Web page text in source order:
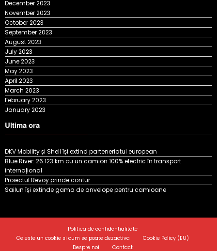
November 2023
October 2023
September 2023
August 2023
July 2023
June 2023
May 2023
April 2023
March 2023
February 2023
January 2023
Ultima ora
Blue River: 26.123 km cu un camion 100% electric în transport
internațional
Proiectul Revoy prinde contur
Sailun își extinde gama de anvelope pentru camioane
Ce este un cookie si cum se poate dezactiva
Despre noi
Contact